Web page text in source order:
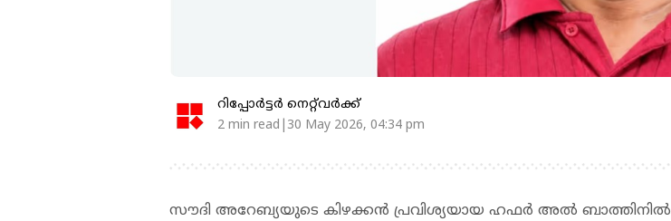
റിപ്പോർട്ടർ നെറ്റ്‌വര്‍ക്ക്‌
2 min read|30 May 2026, 04:34 pm
സൗദി അറേബ്യയുടെ കിഴക്കൻ പ്രവിശ്യയായ ഹഫർ അൽ ബാത്തിനിൽ